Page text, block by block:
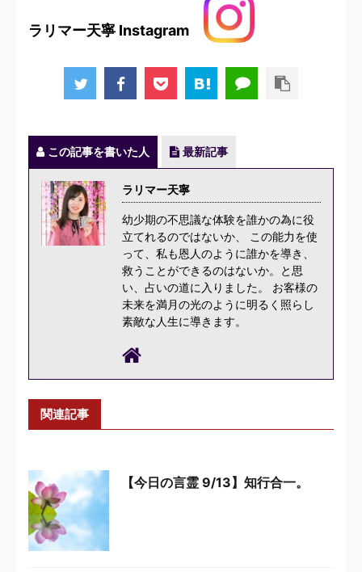
ラリマー天寧 Instagram
この記事を書いた人 最新記事
ラリマー天寧
幼少期の不思議な体験を誰かの為に役
立てれるのではないか、 この能力を使
って、私も恩人のように誰かを導き、
救うことができるのはないか。と思
い、占いの道に入りました。 お客様の
未来を満月の光のように明るく照らし
素敵な人生に導きます。
関連記事
【今日の言霊 9/13】知行合一。